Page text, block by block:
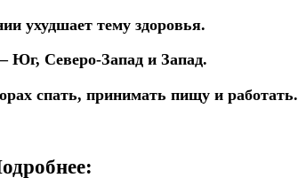
ухудшает тему здоровья.
Юг, Северо-Запад и Запад.
спать, принимать пищу и работать.